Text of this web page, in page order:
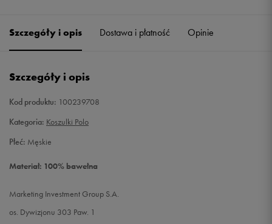
Szczegóły i opis Dostawa i płatność Opinie
Szczegóły i opis
Kod produktu: 100239708
Kategoria: Koszulki Polo
Płeć: Męskie
Materiał: 100% bawełna
Marketing Investment Group S.A.
os. Dywizjonu 303 Paw. 1